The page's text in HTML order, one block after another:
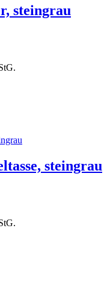
steingrau
steingrau